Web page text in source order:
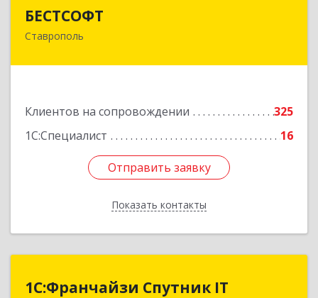
БЕСТСОФТ
Ставрополь
Клиентов на сопровождении
325
1С:Специалист
16
Отправить заявку
Показать контакты
355011, Ставропольский край, Ставрополь г,
Отправить заявку
Назад
1С:Франчайзи Спутник IT
1С:Франчайзи Спутник IT